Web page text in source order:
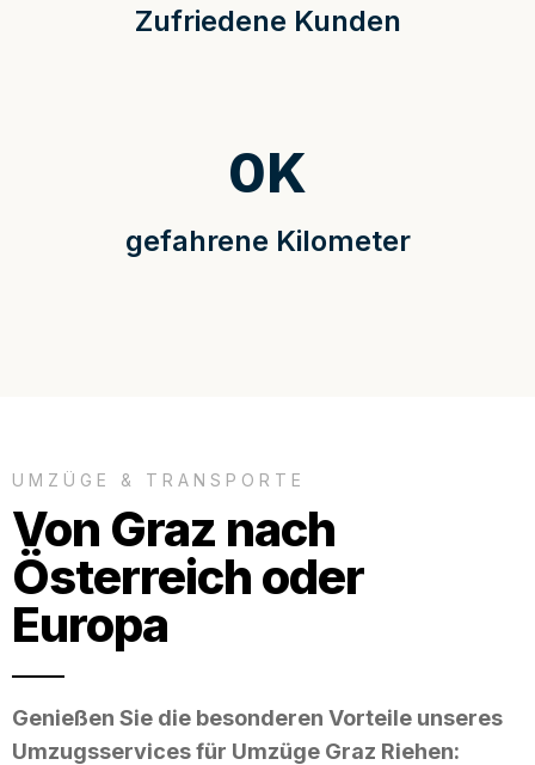
Zufriedene Kunden
gefahrene Kilometer
0K
UMZÜGE & TRANSPORTE
Von Graz nach
Österreich oder
Europa
Genießen Sie die besonderen Vorteile unseres
Umzugsservices für Umzüge Graz Riehen: